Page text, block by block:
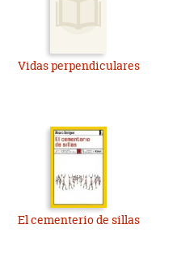
Vidas perpendiculares
El cementerio de sillas